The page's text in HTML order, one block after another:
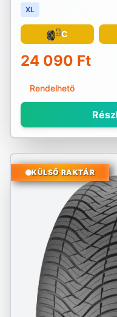
XL
C
24 090 Ft
Rendelhető
KÜLSŐ RAKTÁR